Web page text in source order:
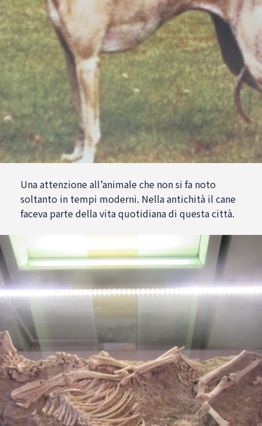
Una attenzione all’animale che non si fa noto
soltanto in tempi moderni. Nella antichità il cane
faceva parte della vita quotidiana di questa città.